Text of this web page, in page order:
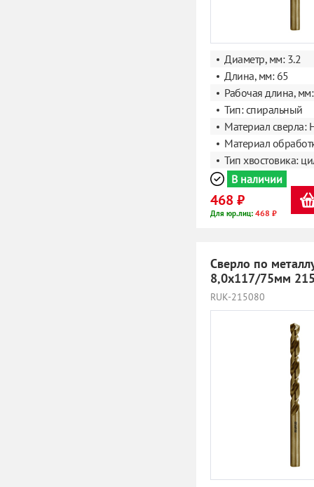
Диаметр, мм: 3.2
Длина, мм: 65
Рабочая длина,
Тип: спиральный
Материал сверла:
Материал
Тип хвостовика:
В наличии
468 ₽
Для юр.лиц: 468 ₽
Сверло по
8,0х117/75мм
RUK-215080